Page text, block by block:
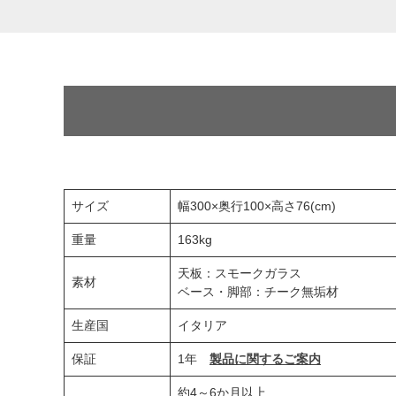
サイズ 幅300×奥行100×高さ76(cm)
重量 163kg
素材
天板：スモークガラス
ベース・脚部：チーク無垢材
生産国 イタリア
保証 1年 製品に関するご案内
約4～6か月以上